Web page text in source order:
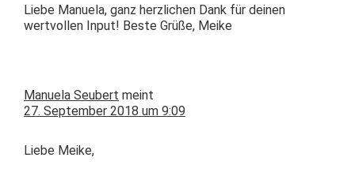
Liebe Manuela, ganz her­zlichen Dank für deinen
wertvollen Input! Beste Grüße, Meike
Manuela Seubert meint
27. September 2018 um 9:09
Liebe Meike,